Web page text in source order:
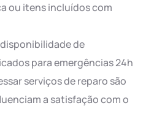
ou itens incluídos com
de
para emergências 24h
serviços de reparo são
a satisfação com o